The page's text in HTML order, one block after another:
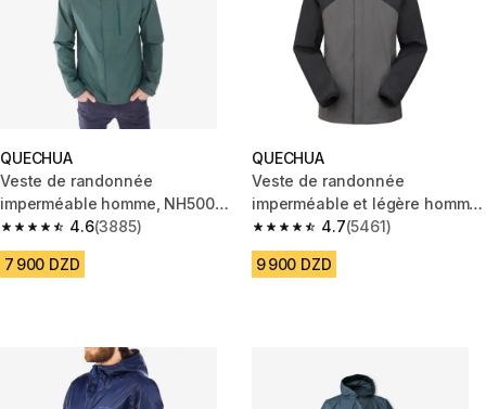
QUECHUA
Veste de randonnée
imperméable homme, NH500
vert
4.6
4.6 out of 5 stars from 3885 reviews
(3885)
7 900 DZD
QUECHUA
Veste de randonnée
imperméable et légère homme,
MH100 gris4.7
4.7 out of 5 stars from 5461
(5461)
9 900 DZD